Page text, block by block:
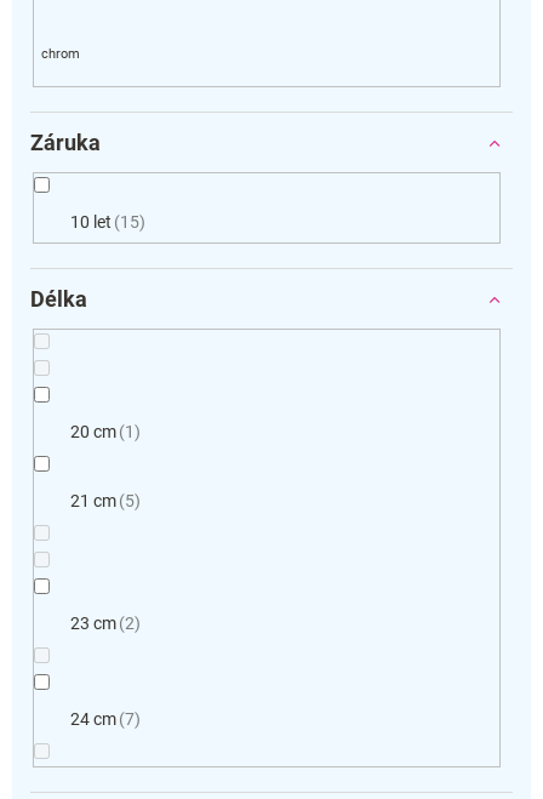
Záruka
10 let 15
Délka
20 cm 1
21 cm 5
23 cm 2
24 cm 7